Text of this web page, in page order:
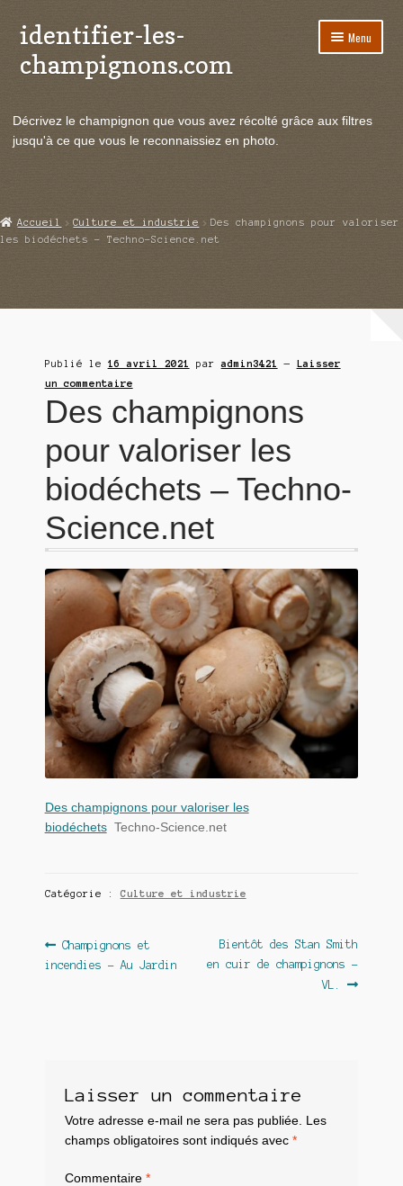
Aller
à
la
Aller
au
contenu
identifier-les-
champignons.com
Menu
le
Actualités
menu
Echanges et contacts
Ouvrir
Décrivez le champignon que vous avez récolté grâce aux filtres
jusqu'à ce que vous le reconnaissiez en photo.
Accueil Culture et industrie
Des champignons pour valoriser
les biodéchets – Techno-Science.net
Publié le 16 avril 2021 paradmin3421 — Laisser
un commentaire
Des champignons
pour valoriser les
biodéchets – Techno-
Science.net
Des champignons pour valoriser les
biodéchets Techno-Science.net
Catégorie : Culture et industrie
Navigation
de
Article
précédent :
Champignons et
incendies – Au Jardin
Article
suivant :
Bientôt des Stan Smith
en cuir de champignons –
VL.
Laisser un commentaire
Votre adresse e-mail ne sera pas publiée. Les
champs obligatoires sont indiqués avec *
Commentaire *